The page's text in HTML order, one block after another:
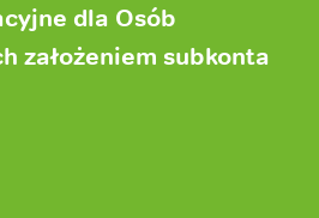
dla Osób
założeniem subkonta